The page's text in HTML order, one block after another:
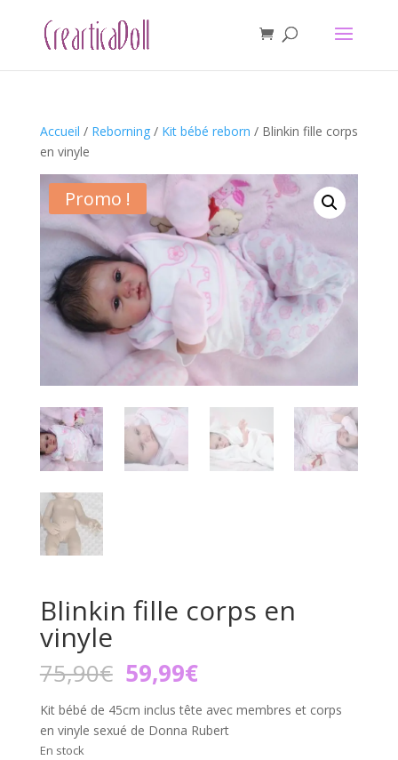
Accueil / Reborning/ Kit bébé reborn / Blinkin fille corps
en vinyle
Promo !
Blinkin fille corps en
vinyle
75,90€ Le
prix
initial
était :
59,99€Le
prix
actuel
est :
Kit bébé de 45cm inclus tête avec membres et corps
en vinyle sexué de Donna Rubert
En stock